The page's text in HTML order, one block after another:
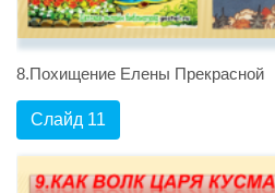
8.Похищение Елены Прекрасной
Слайд 11